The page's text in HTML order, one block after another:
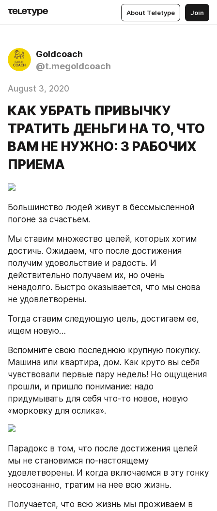
About Teletype Join
Goldcoach
@t.megoldcoach
August 3, 2020
КАК УБРАТЬ ПРИВЫЧКУ
ТРАТИТЬ ДЕНЬГИ НА ТО, ЧТО
ВАМ НЕ НУЖНО: 3 РАБОЧИХ
ПРИЕМА
Большинство людей живут в бессмысленной
погоне за счастьем.
Мы ставим множество целей, которых хотим
достичь. Ожидаем, что после достижения
получим удовольствие и радость. И
действительно получаем их, но очень
ненадолго. Быстро оказывается, что мы снова
не удовлетворены.
Тогда ставим следующую цель, достигаем ее,
ищем новую…
Вспомните свою последнюю крупную покупку.
Машина или квартира, дом. Как круто вы себя
чувствовали первые пару недель! Но ощущения
прошли, и пришло понимание: надо
придумывать для себя что-то новое, новую
«морковку для ослика».
Парадокс в том, что после достижения целей
мы не становимся по-настоящему
удовлетворены. И когда включаемся в эту гонку
неосознанно, тратим на нее всю жизнь.
Получается, что всю жизнь мы проживаем в